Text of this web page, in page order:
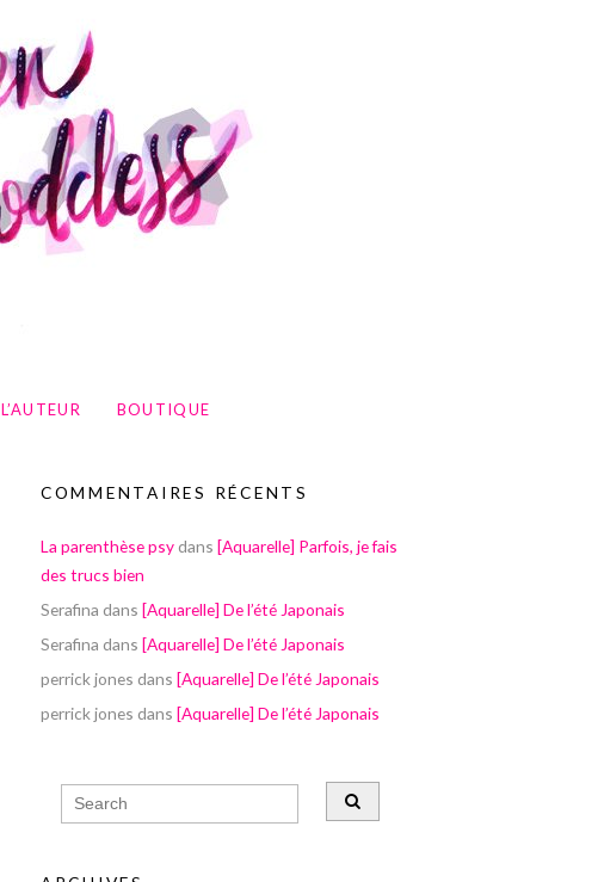
L’AUTEUR BOUTIQUE
COMMENTAIRES RÉCENTS
La parenthèse psy dans [Aquarelle] Parfois, je fais
des trucs bien
Serafina dans [Aquarelle] De l’été Japonais
Serafina dans [Aquarelle] De l’été Japonais
perrick jones dans [Aquarelle] De l’été Japonais
perrick jones dans [Aquarelle] De l’été Japonais